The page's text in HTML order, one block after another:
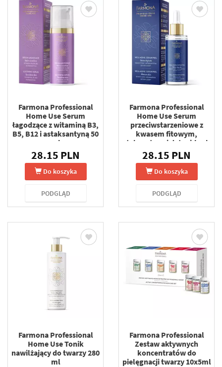
Farmona Professional
Home Use Serum
łagodzące z witaminą B3,
B5, B12 i astaksantyną 50
ml
28.15 PLN
Do koszyka
PODGLĄD
Farmona Professional
Home Use Serum
przeciwstarzeniowe z
kwasem fitowym,
astaksantyną i detoxi-look -
Skóra dojrzała 30 ml
28.15 PLN
Do koszyka
PODGLĄD
Farmona Professional
Home Use Tonik
nawilżający do twarzy 280
ml
Farmona Professional
Zestaw aktywnych
koncentratów do
pielęgnacji twarzy 10x5ml